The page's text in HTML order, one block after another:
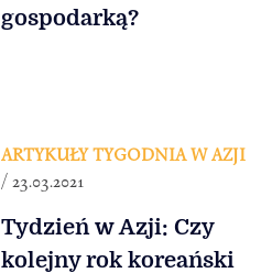
gospodarką?
ARTYKUŁY TYGODNIA W AZJI
/ 23.03.2021
Tydzień w Azji: Czy
kolejny rok koreański